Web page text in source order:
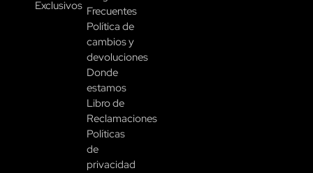
Exclusivos Frecuentes
Política de
cambios y
devoluciones
Donde
estamos
Libro de
Reclamaciones
Políticas
de
privacidad